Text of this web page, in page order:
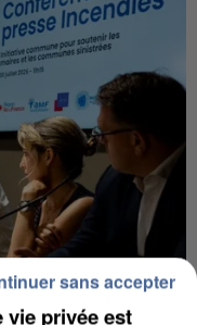
vie privée est
sans accepter